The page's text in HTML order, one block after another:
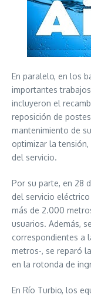
En paralelo, en los
importantes
incluyeron el
reposición de
mantenimiento de
optimizar la
del servicio.
Por su parte, en 28
del servicio
más de 2.000
usuarios. Además,
correspondientes a
metros-, se reparó
en la rotonda de
En Río Turbio, los